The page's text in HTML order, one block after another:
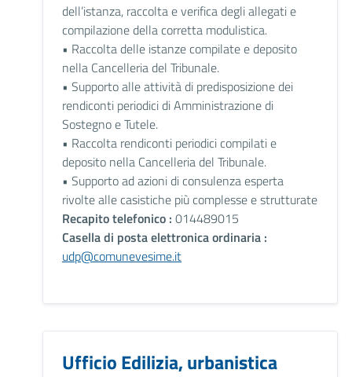
dell’istanza, raccolta e verifica degli allegati e
compilazione della corretta modulistica.
• Raccolta delle istanze compilate e deposito
nella Cancelleria del Tribunale.
• Supporto alle attività di predisposizione dei
rendiconti periodici di Amministrazione di
Sostegno e Tutele.
• Raccolta rendiconti periodici compilati e
deposito nella Cancelleria del Tribunale.
• Supporto ad azioni di consulenza esperta
rivolte alle casistiche più complesse e strutturate
Recapito telefonico : 014489015
Casella di posta elettronica ordinaria :
udp@comunevesime.it
Ufficio Edilizia, urbanistica